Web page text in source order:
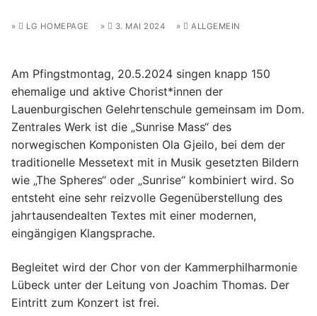
LG HOMEPAGE 3. MAI 2024 ALLGEMEIN
Am Pfingstmontag, 20.5.2024 singen knapp 150
ehemalige und aktive Chorist*innen der
Lauenburgischen Gelehrtenschule gemeinsam im Dom.
Zentrales Werk ist die „Sunrise Mass“ des
norwegischen Komponisten Ola Gjeilo, bei dem der
traditionelle Messetext mit in Musik gesetzten Bildern
wie „The Spheres“ oder „Sunrise“ kombiniert wird. So
entsteht eine sehr reizvolle Gegenüberstellung des
jahrtausendealten Textes mit einer modernen,
eingängigen Klangsprache.
Begleitet wird der Chor von der Kammerphilharmonie
Lübeck unter der Leitung von Joachim Thomas. Der
Eintritt zum Konzert ist frei.